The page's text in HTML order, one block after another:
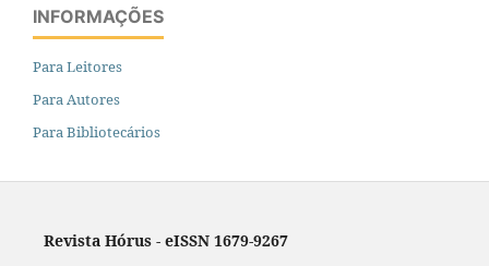
INFORMAÇÕES
Para Leitores
Para Autores
Para Bibliotecários
Revista Hórus - eISSN 1679-9267